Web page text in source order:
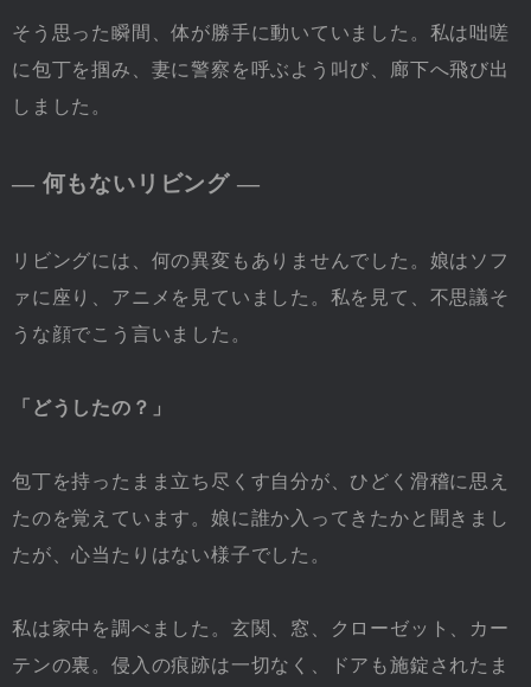
そう思った瞬間、体が勝手に動いていました。私は咄嗟
に包丁を掴み、妻に警察を呼ぶよう叫び、廊下へ飛び出
しました。
― 何もないリビング ―
リビングには、何の異変もありませんでした。娘はソフ
ァに座り、アニメを見ていました。私を見て、不思議そ
うな顔でこう言いました。
「どうしたの？」
包丁を持ったまま立ち尽くす自分が、ひどく滑稽に思え
たのを覚えています。娘に誰か入ってきたかと聞きまし
たが、心当たりはない様子でした。
私は家中を調べました。玄関、窓、クローゼット、カー
テンの裏。侵入の痕跡は一切なく、ドアも施錠されたま